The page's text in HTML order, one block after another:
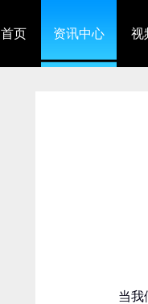
首页 资讯中心 视
当我们